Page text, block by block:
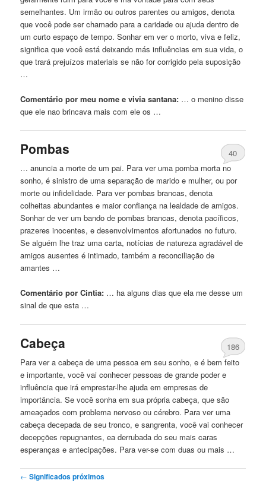
semelhantes. Um irmão ou outros parentes ou amigos, denota
que você pode ser chamado para a caridade ou ajuda dentro de
um curto espaço de tempo. Sonhar em ver o morto, viva e feliz,
significaque você está deixando más influências em sua vida, o
que trará prejuízos materiais se não for corrigido pela suposição
…
Comentário por meu nome e vivia santana: … o menino disse
que ele nao brincava mais com ele os …
Pombas
40
… anuncia a morte de um pai. Para ver uma pomba morta no
sonho, é sinistro de uma separação de marido e mulher, ou por
morte ou infidelidade. Para ver pombas brancas, denota
colheitas abundantes e maior confiança na lealdade de amigos.
Sonhar de ver um bando de pombas brancas, denota pacíficos,
prazeres inocentes, e desenvolvimentos afortunados no futuro.
Se alguém lhe traz uma carta, notícias de natureza agradável de
amigos ausentes é intimado, também a reconciliação de
amantes …
Comentário por Cintia: … ha alguns diasque ela me desse um
sinal deque esta …
Cabeça
186
Para ver a cabeça de uma pessoa em seu sonho, e é bem feito
e importante, vocêvai conhecer pessoas de grande poder e
influênciaque irá emprestar-lhe ajuda em empresas de
importância. Se você sonha em sua própria cabeça,que são
ameaçados com problema nervoso ou cérebro. Para ver uma
cabeça decepada de seu tronco, e sangrenta, vocêvai conhecer
decepções repugnantes, ea derrubada do seu mais caras
esperanças e antecipações. Para ver-se com duas ou mais …
Post navigation
← Significados próximos